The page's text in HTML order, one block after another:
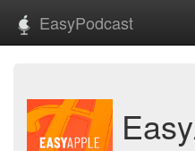
EasyPodcast